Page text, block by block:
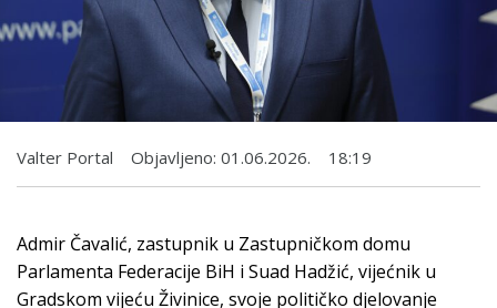
Valter Portal Objavljeno: 01.06.2026. 18:19
Admir Čavalić, zastupnik u Zastupničkom domu
Parlamenta Federacije BiH i Suad Hadžić, vijećnik u
Gradskom vijeću Živinice, svoje političko djelovanje